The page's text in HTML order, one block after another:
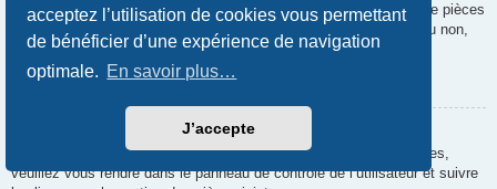
acceptez l’utilisation de cookies vous permettant
de bénéficier d’une expérience de navigation
optimale. En savoir plus…
J’accepte
Chaque administrateur peut autoriser ou interdire certains types de pièces
jointes. Si vous n’êtes pas certain de savoir ce qui est autorisé ou non,
nous vous invitons à contacter un administrateur du forum.
Comment puis-je retrouver toutes mes pièces jointes ?
Pour retrouver la liste des pièces jointes que vous avez transférées,
veuillez vous rendre dans le panneau de contrôle de l’utilisateur et suivre